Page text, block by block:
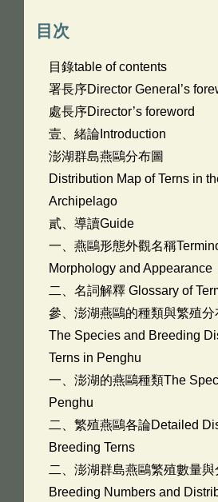
目次
目錄table of contents
署長序Director General’s
處長序Director’s foreword
壹、緒論Introduction
澎湖群島燕鷗分布圖
Distribution Map of Terns in
Archipelago
貳、導讀Guide
一、燕鷗形態外觀名稱
Morphology and Appearance
二、名詞解釋 Glossary of
參、澎湖燕鷗的種類與繁殖分
The Species and Breeding
Terns in Penghu
一、澎湖的燕鷗種類The
Penghu
二、繁殖燕鷗各論Detailed
Breeding Terns
二、澎湖群島燕鷗繁殖數量與
Breeding Numbers and